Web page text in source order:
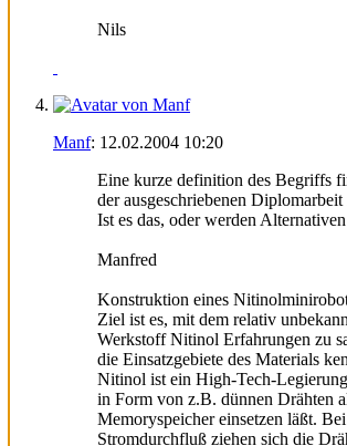
Nils
Manf: 12.02.2004 10:20
Eine kurze definition des Begriffs
der ausgeschriebenen
Ist es das, oder werden
Manfred
Konstruktion eines
Ziel ist es, mit dem relativ
Werkstoff Nitinol Erfahrungen zu
die Einsatzgebiete des Materials
Nitinol ist ein High-Tech-
in Form von z.B. dünnen Drähten
Memoryspeicher einsetzen läßt. Bei
Stromdurchfluß ziehen sich die